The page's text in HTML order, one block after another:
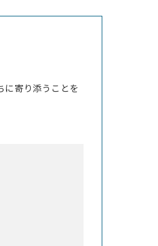
に寄り添うことを